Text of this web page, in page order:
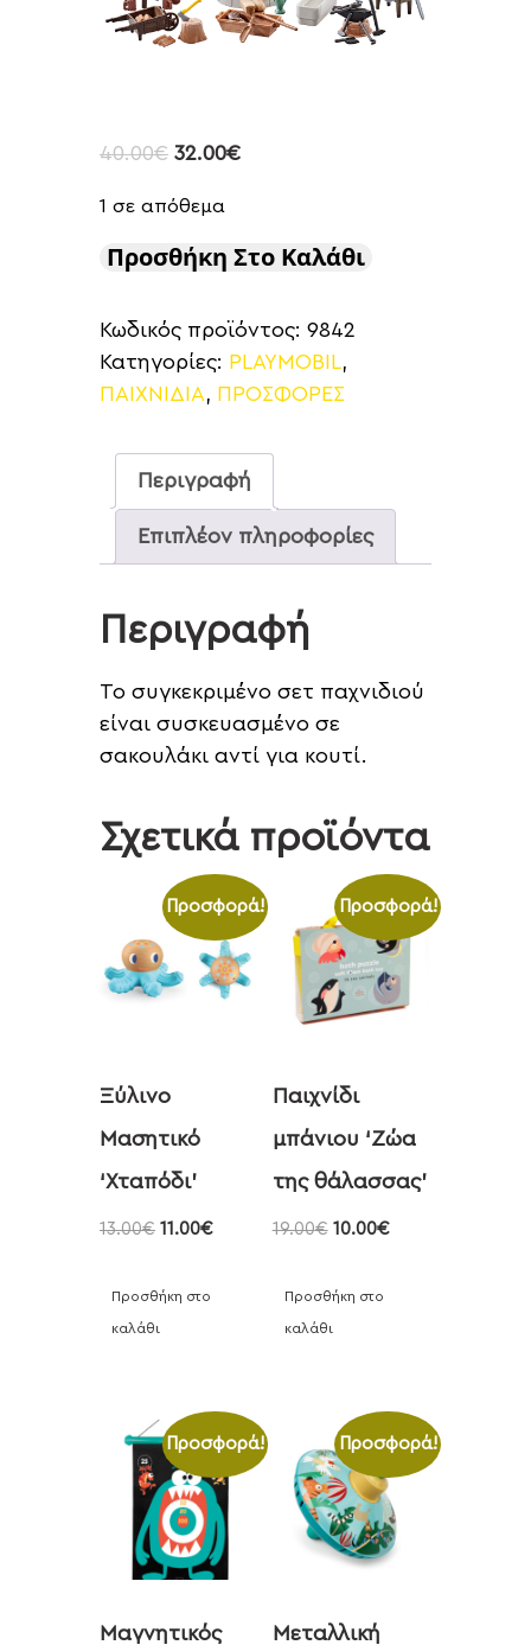
40.00€ 32.00€
1 σε απόθεμα
Προσθήκη Στο Καλάθι
Κωδικός προϊόντος: 9842
Κατηγορίες: PLAYMOBIL
ΠΑΙΧΝΙΔΙΑ
ΠΡΟΣΦΟΡΕΣ
Περιγραφή
Επιπλέον πληροφορίες
Περιγραφή
Το συγκεκριμένο σετ παχνιδιού
είναι συσκευασμένο σε
σακουλάκι αντί για κουτί.
Σχετικά προϊόντα
Προσφορά!
Ξύλινο
Μασητικό
‘Χταπόδι’
13.00€ 11.00€
Προσθήκη στο
καλάθι
Προσφορά!
Παιχνίδι
μπάνιου ‘Zώα
της θάλασσας’
19.00€ 10.00€
Προσθήκη στο
καλάθι
Προσφορά!
Μαγνητικός
Προσφορά!
Μεταλλική